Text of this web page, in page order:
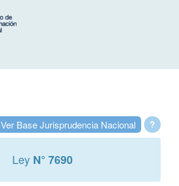
?
Ver Base Jurisprudencia Nacional
Ley N° 7690